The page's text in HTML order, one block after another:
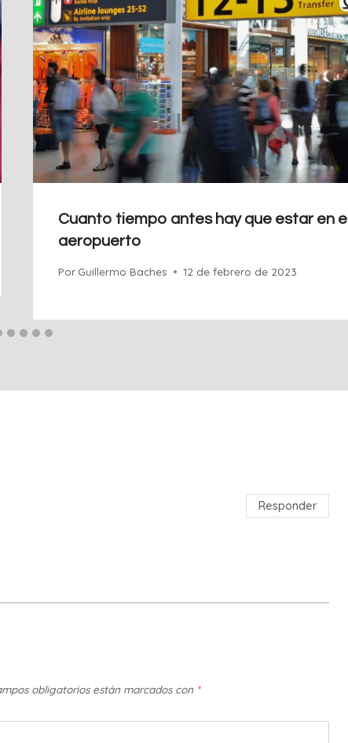
Cuanto tiempo antes hay que estar en el
aeropuerto
Por Guillermo Baches 12 de febrero de 2023
Responder
obligatorios están marcados con *